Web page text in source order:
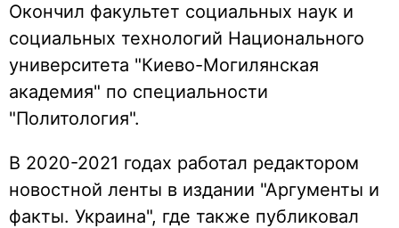
Окончил факультет социальных наук и
социальных технологий Национального
университета "Киево-Могилянская
академия" по специальности
"Политология".
В 2020-2021 годах работал редактором
новостной ленты в издании "Аргументы и
факты. Украина", где также публиковал